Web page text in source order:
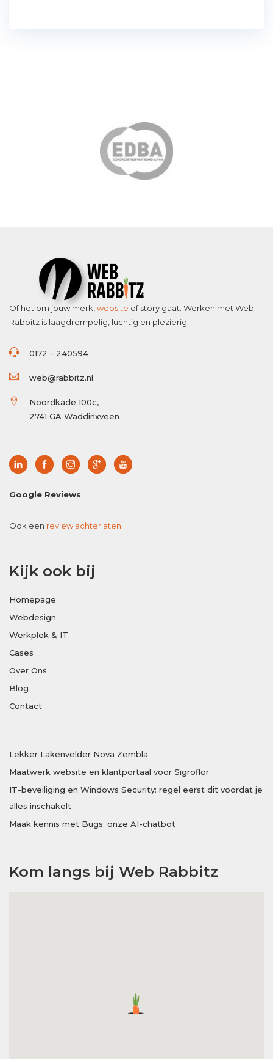
Of het om jouw merk, website of story gaat. Werken met Web
Rabbitz is laagdrempelig, luchtig en plezierig.
0172 - 240594
web@rabbitz.nl
Noordkade 100c,
2741 GA Waddinxveen
Google Reviews
Ook een review achterlaten
Kijk ook bij
Homepage
Webdesign
Werkplek & IT
Cases
Over Ons
Blog
Contact
Lekker Lakenvelder Nova Zembla
Maatwerk website en klantportaal voor Sigroflor
IT-beveiliging en Windows Security: regel eerst dit voordat je
alles inschakelt
Maak kennis met Bugs: onze AI-chatbot
Kom langs bij Web Rabbitz